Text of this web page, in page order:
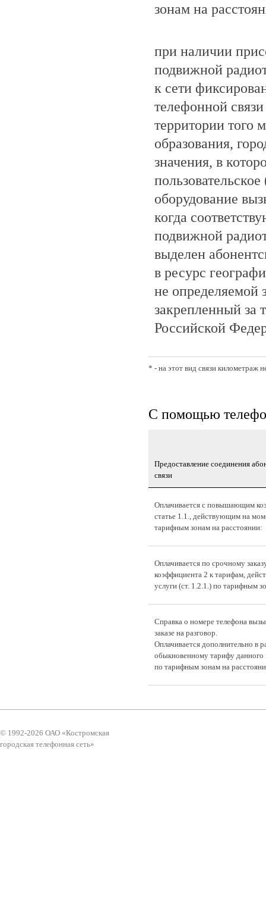
зонам на
при наличии
подвижной
к сети
телефонной
территории того
образования,
значения, в
оборудование
когда
подвижной
выделен
в ресурс
не определяемой
закрепленный за
Российской
* - на этот вид связи километраж
С помощью
Предоставление соединения
связи
Оплачивается с повышающим
статье 1.1., действующим на
тарифным зонам на расстоянии:
Оплачивается по срочному
коэффициента 2 к тарифам,
услуги (ст. 1.2.1.) по тарифным
Справка о номере телефона
заказе на разговор.
Оплачивается дополнительно в
обыкновенному тарифу данного
по тарифным зонам на
© 1992-2026 ОАО «Костромская
городская телефонная сеть»